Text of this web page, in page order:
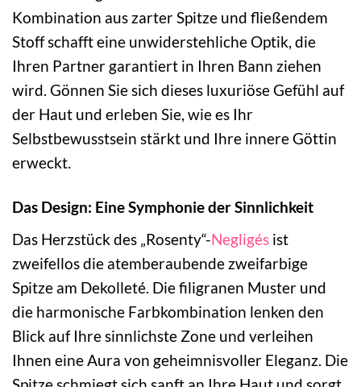
Kombination aus zarter Spitze und fließendem
Stoff schafft eine unwiderstehliche Optik, die
Ihren Partner garantiert in Ihren Bann ziehen
wird. Gönnen Sie sich dieses luxuriöse Gefühl auf
der Haut und erleben Sie, wie es Ihr
Selbstbewusstsein stärkt und Ihre innere Göttin
erweckt.
Das Design: Eine Symphonie der Sinnlichkeit
Das Herzstück des „Rosenty“-Negligés ist
zweifellos die atemberaubende zweifarbige
Spitze am Dekolleté. Die filigranen Muster und
die harmonische Farbkombination lenken den
Blick auf Ihre sinnlichste Zone und verleihen
Ihnen eine Aura von geheimnisvoller Eleganz. Die